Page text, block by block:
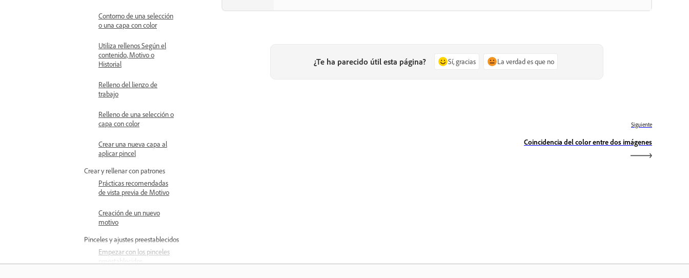
Contorno de una selección
o una capa con color
Utiliza rellenos Según el
contenido, Motivo o
Historial
Relleno del lienzo de
trabajo
Relleno de una selección o
capa con color
Crear una nueva capa al
aplicar pincel
Crear y rellenar con patrones
Prácticas recomendadas
de vista previa de Motivo
Creación de un nuevo
motivo
Pinceles y ajustes preestablecidos
Empezar con los pinceles
preestablecidos
¿Te ha parecido útil esta página? Sí, gracias La verdad es que no
Siguiente
Coincidencia del color entre dos imágenes